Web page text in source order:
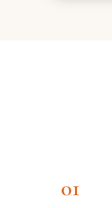
01